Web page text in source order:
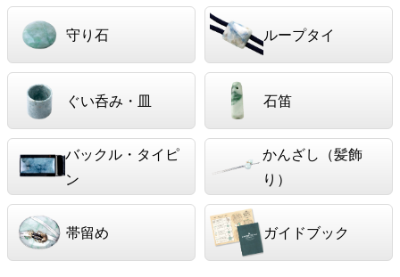
守り石 ループタイ
ぐい呑み・皿 石笛
バックル・タイピ
ン
かんざし（髪飾
り）
帯留め ガイドブック